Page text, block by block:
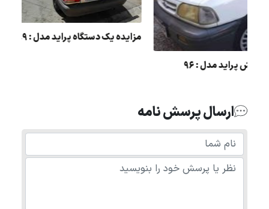
مزایده یک دستگاه پراید
مزایده فروش پراید مدل : 96
ارسال پرسش نامه